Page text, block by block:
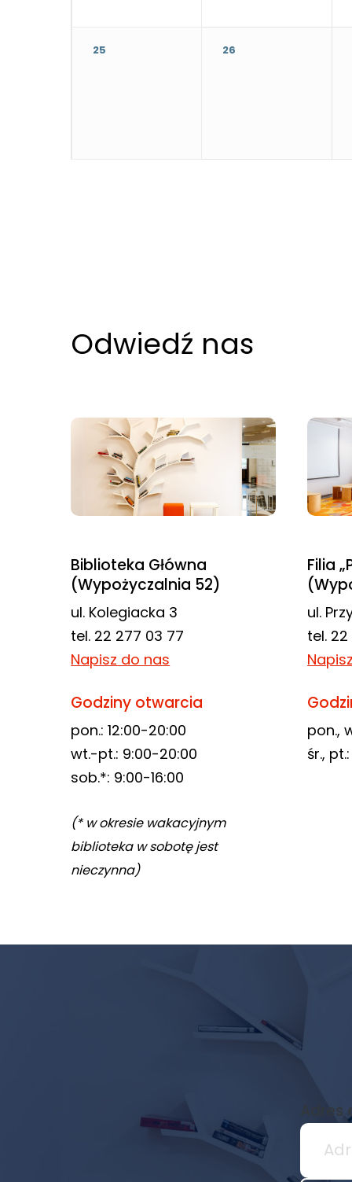
25 26
Odwiedź nas
Biblioteka Główna
(Wypożyczalnia 52)
ul. Kolegiacka 3
tel. 22 277 03 77
Napisz do nas
Godziny otwarcia
pon.: 12:00-20:00
wt.-pt.: 9:00-20:00
sob.*: 9:00-16:00
(* w okresie wakacyjnym
biblioteka w sobotę jest
nieczynna)
Filia
ul.
tel.
pon.,
śr.,
Newsletter
biblioteki
znikną ze strony
podczas
zobaczenie
spersonalizowanych